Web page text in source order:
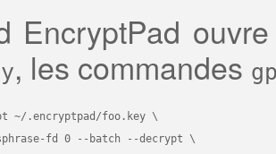
EncryptPad
, les commandes
~/.encryptpad/foo.key \
fd 0 --batch --decrypt \